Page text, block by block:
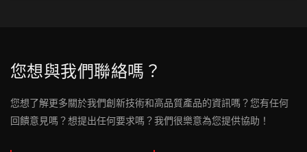
您想與我們聯絡嗎？
您想了解更多關於我們創新技術和高品質產品的資訊嗎？您有任何
回饋意見嗎？想提出任何要求嗎？我們很樂意為您提供協助！